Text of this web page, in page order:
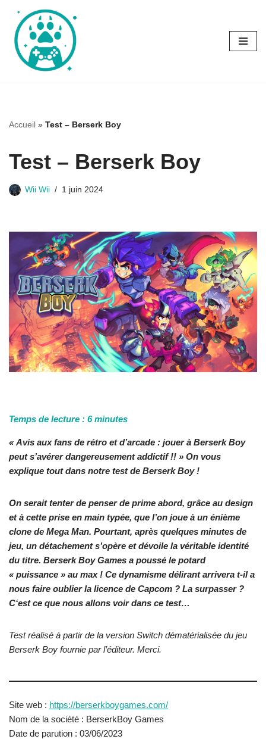
Aller
au
contenu
Accueil » Test – Berserk Boy
Test – Berserk Boy
Wii Wii 1 juin 2024
Temps de lecture : 6 minutes
« Avis aux fans de rétro et d’arcade : jouer à Berserk Boy
peut s’avérer dangereusement addictif !! » On vous
explique tout dans notre test de Berserk Boy !
On serait tenter de penser de prime abord, grâce au design
et à cette prise en main typée, que l’on joue à un énième
clone de Mega Man. Pourtant, après quelques minutes de
jeu, un détachement s’opère et dévoile la véritable identité
du titre. Berserk Boy Games a poussé le potard
« puissance » au max ! Ce dynamisme délirant arrivera t-il a
nous faire oublier la licence de Capcom ? La surpasser ?
C‘est ce que nous allons voir dans ce test…
Test réalisé à partir de la version Switch dématérialisée du jeu
Berserk Boy fournie par l’éditeur. Merci.
Site web : https://berserkboygames.com/
Nom de la société : BerserkBoy Games
Date de parution : 03/06/2023